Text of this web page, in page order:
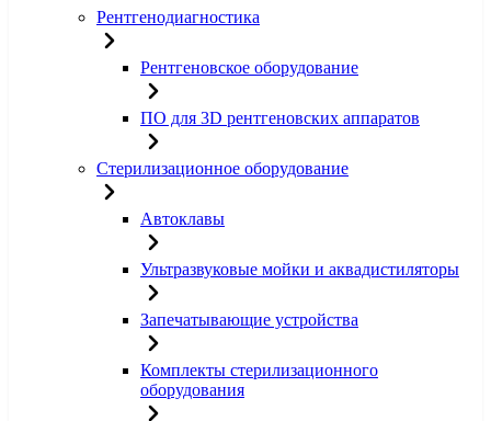
Рентгенодиагностика
Рентгеновское оборудование
ПО для 3D рентгеновских аппаратов
Стерилизационное оборудование
Автоклавы
Ультразвуковые мойки и аквадистиляторы
Запечатывающие устройства
Комплекты стерилизационного
оборудования